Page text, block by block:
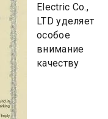
Electric Co.,
LTD уделяет
особое
внимание
качеству